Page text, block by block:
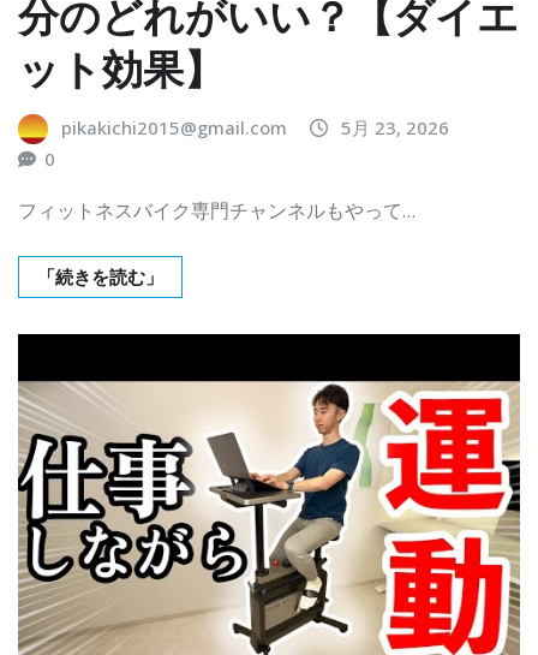
分のどれがいい？【ダイエ
ット効果】
pikakichi2015@gmail.com
5月 23, 2026
0
フィットネスバイク専門チャンネルもやって…
「続きを読む」